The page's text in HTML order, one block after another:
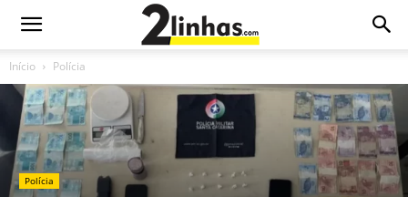
Início Polícia
Polícia